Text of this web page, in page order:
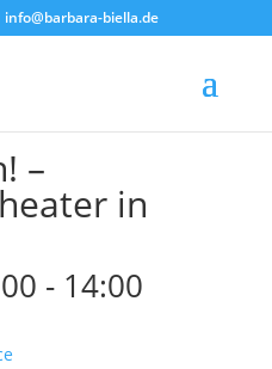
info@barbara-biella.de
–
in
- 14:00